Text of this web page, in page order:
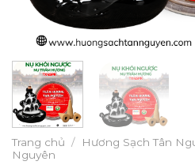
Trang chủ / Hương Sạch Tân
Nguyên